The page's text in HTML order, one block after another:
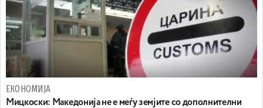
ЕКОНОМИЈА
Мицкоски: Македонија не е меѓу земјите со дополнителни